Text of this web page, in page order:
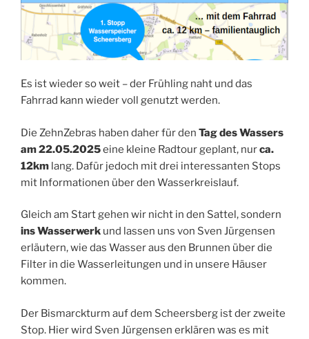
Es ist wieder so weit – der Frühling naht und das
Fahrrad kann wieder voll genutzt werden.
Die ZehnZebras haben daher für den Tag des Wassers
am 22.05.2025eine kleine Radtour geplant, nurca.
12km lang. Dafür jedoch mit drei interessanten Stops
mit Informationen über den Wasserkreislauf.
Gleich am Start gehen wir nicht in den Sattel, sondern
ins Wasserwerk und lassen uns von Sven Jürgensen
erläutern, wie das Wasser aus den Brunnen über die
Filter in die Wasserleitungen und in unsere Häuser
kommen.
Der Bismarckturm auf dem Scheersberg ist der zweite
Stop. Hier wird Sven Jürgensen erklären was es mit